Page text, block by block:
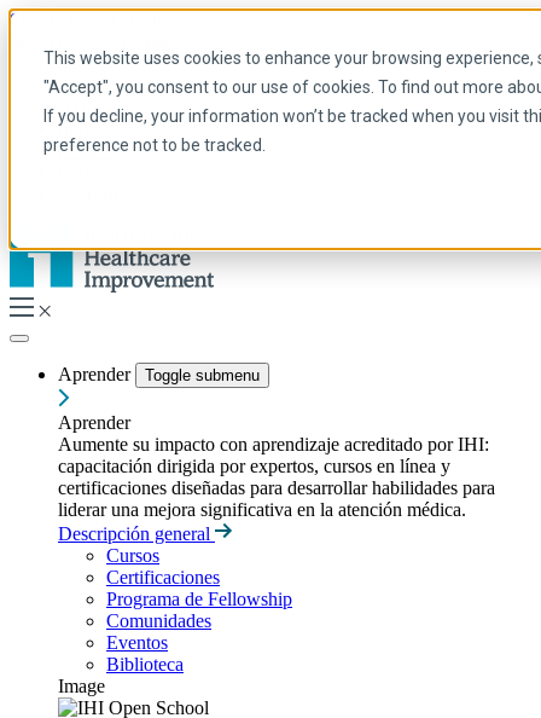
This website uses cookies to enhance your browsing
"Accept", you consent to our use of cookies. To find out more
If you decline, your information won’t be tracked when you visit
preference not to be tracked.
Skip to main content
Spanish
Arabic
Inglés
Francés
Aprender Toggle submenu
Aprender
Aumente su impacto con aprendizaje acreditado por IHI:
capacitación dirigida por expertos, cursos en línea y
certificaciones diseñadas para desarrollar habilidades para
liderar una mejora significativa en la atención médica.
Descripción general
Cursos
Certificaciones
Programa de Fellowship
Comunidades
Eventos
Biblioteca
Image